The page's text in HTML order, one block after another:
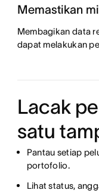
Memastikan
Membagikan data
dapat melakukan
Lacak
satu
Pantau setiap
portofolio.
Lihat status,